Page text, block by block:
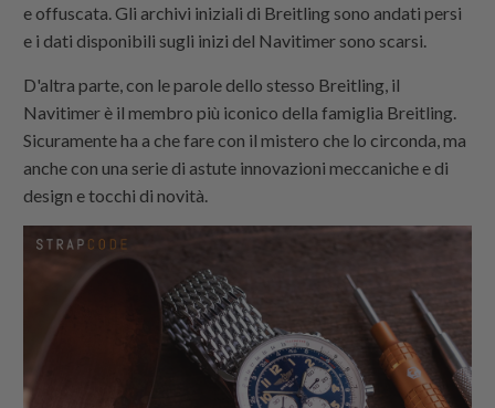
e offuscata. Gli archivi iniziali di Breitling sono andati persi
e i dati disponibili sugli inizi del Navitimer sono scarsi.
D'altra parte, con le parole dello stesso Breitling, il
Navitimer è il membro più iconico della famiglia Breitling.
Sicuramente ha a che fare con il mistero che lo circonda, ma
anche con una serie di astute innovazioni meccaniche e di
design e tocchi di novità.